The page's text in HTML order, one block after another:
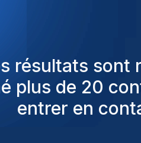
nous
toujours